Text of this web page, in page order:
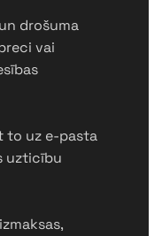
drošuma
vai
to uz e-pasta
uzticību